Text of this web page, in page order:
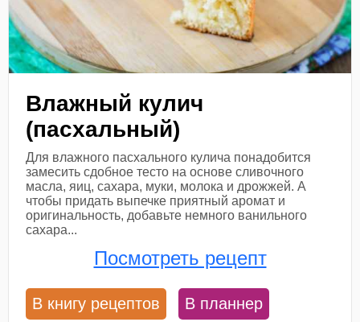
Влажный кулич
(пасхальный)
Для влажного пасхального кулича понадобится
замесить сдобное тесто на основе сливочного
масла, яиц, сахара, муки, молока и дрожжей. А
чтобы придать выпечке приятный аромат и
оригинальность, добавьте немного ванильного
сахара...
Посмотреть рецепт
В книгу рецептов В планнер